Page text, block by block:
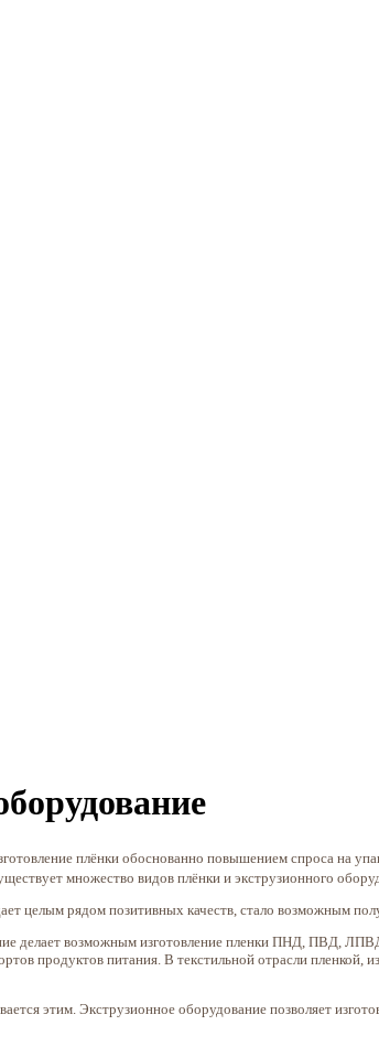
плёнки обоснованно повышением спроса на
множество видов плёнки и экструзионного
целым рядом позитивных качеств, стало возможным
делает возможным изготовление пленки ПНД, ПВД,
продуктов питания. В текстильной отрасли пленкой,
этим. Экструзионное оборудование позволяет